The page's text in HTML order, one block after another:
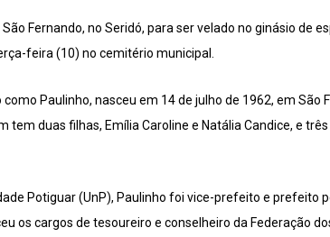
Fernando, no Seridó, para ser velado no ginásio de
feira (10) no cemitério municipal.
Paulinho, nasceu em 14 de julho de 1962, em São
tem duas filhas, Emília Caroline e Natália Candice, e
Potiguar (UnP), Paulinho foi vice-prefeito e prefeito
os cargos de tesoureiro e conselheiro da Federação